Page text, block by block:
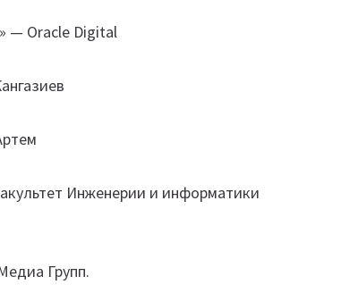
— Oracle Digital
Инженерии и информатики
Групп.